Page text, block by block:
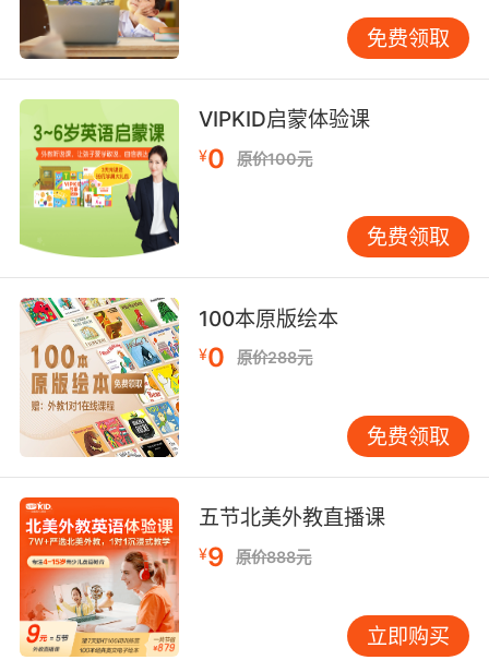
说到在线外教，像是VIPKID少儿英语，就拥有英
语母语国家的外教，外教一对一教学的模式，孩
子还可以自由选择自己喜欢的外教，老师还会随
时关注孩子的学习进度，为孩子解决一切问
题。。
上海少儿英语哪个最好这个问题其实并不是很好
解答的，需要了解的信息方方面面。像是师资力
量、价格、课程体系及口碑等等很多都是需要对
比考量的。每个家庭需要根据自身的情况与需
求，选出最适合的机构才是最要紧的。
免费领取
VIPKID启蒙体验课
¥0 原价100元
免费领取
100本原版绘本
¥0 原价288元
免费领取
五节北美外教直播课
¥9 原价888元
立即购买